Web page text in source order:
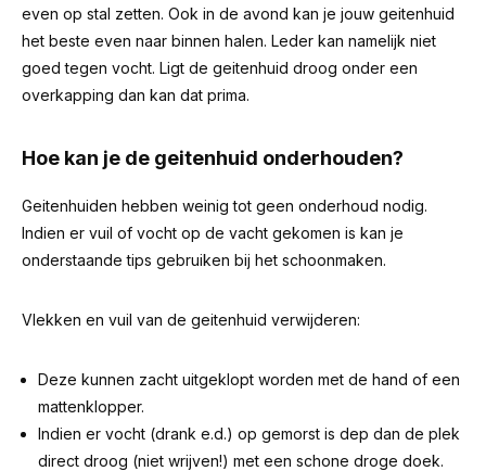
even op stal zetten. Ook in de avond kan je jouw geitenhuid
het beste even naar binnen halen. Leder kan namelijk niet
goed tegen vocht. Ligt de geitenhuid droog onder een
overkapping dan kan dat prima.
Hoe kan je de geitenhuid onderhouden?
Geitenhuiden hebben weinig tot geen onderhoud nodig.
Indien er vuil of vocht op de vacht gekomen is kan je
onderstaande tips gebruiken bij het schoonmaken.
Vlekken en vuil van de geitenhuid verwijderen:
Deze kunnen zacht uitgeklopt worden met de hand of een
mattenklopper.
Indien er vocht (drank e.d.) op gemorst is dep dan de plek
direct droog (niet wrijven!) met een schone droge doek.